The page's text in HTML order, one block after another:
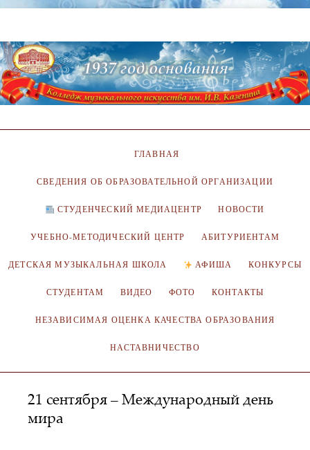
ГЛАВНАЯ
СВЕДЕНИЯ ОБ ОБРАЗОВАТЕЛЬНОЙ ОРГАНИЗАЦИИ
СТУДЕНЧЕСКИЙ МЕДИАЦЕНТР НОВОСТИ
УЧЕБНО-МЕТОДИЧЕСКИЙ ЦЕНТР АБИТУРИЕНТАМ
ДЕТСКАЯ МУЗЫКАЛЬНАЯ ШКОЛА АФИША КОНКУРСЫ
СТУДЕНТАМ ВИДЕО ФОТО КОНТАКТЫ
НЕЗАВИСИМАЯ ОЦЕНКА КАЧЕСТВА ОБРАЗОВАНИЯ
НАСТАВНИЧЕСТВО
21 сентября – Международный день
мира